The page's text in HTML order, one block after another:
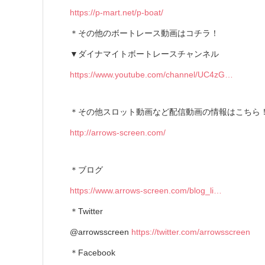
https://p-mart.net/p-boat/
＊その他のボートレース動画はコチラ！
▼ダイナマイトボートレースチャンネル
https://www.youtube.com/channel/UC4zG…
＊その他スロット動画など配信動画の情報はこちら
http://arrows-screen.com/
＊ブログ
https://www.arrows-screen.com/blog_li…
＊Twitter
@arrowsscreen https://twitter.com/arrowsscreen
＊Facebook